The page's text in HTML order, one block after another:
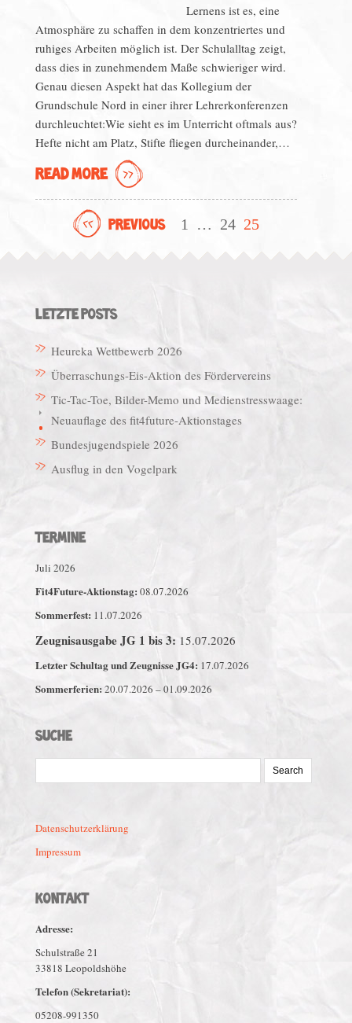
Lernens ist es, eine
Atmosphäre zu schaffen in dem konzentriertes und
ruhiges Arbeiten möglich ist. Der Schulalltag zeigt,
dass dies in zunehmendem Maße schwieriger wird.
Genau diesen Aspekt hat das Kollegium der
Grundschule Nord in einer ihrer Lehrerkonferenzen
durchleuchtet:Wie sieht es im Unterricht oftmals aus?
Hefte nicht am Platz, Stifte fliegen durcheinander,…
READ MORE
Beitragsnavigation
PREVIOUS 1 … 24 25
LETZTE POSTS
Heureka Wettbewerb 2026
Überraschungs-Eis-Aktion des Fördervereins
Tic-Tac-Toe, Bilder-Memo und Medienstresswaage:
Neuauflage des fit4future-Aktionstages
Bundesjugendspiele 2026
Ausflug in den Vogelpark
TERMINE
Juli 2026
Fit4Future-Aktionstag: 08.07.2026
Sommerfest: 11.07.2026
Zeugnisausgabe JG 1 bis 3: 15.07.2026
Letzter Schultag und Zeugnisse JG4: 17.07.2026
Sommerferien:20.07.2026 – 01.09.2026
SUCHE
Datenschutzerklärung
Impressum
KONTAKT
Adresse:
Schulstraße 21
33818 Leopoldshöhe
Telefon (Sekretariat):
05208-991350